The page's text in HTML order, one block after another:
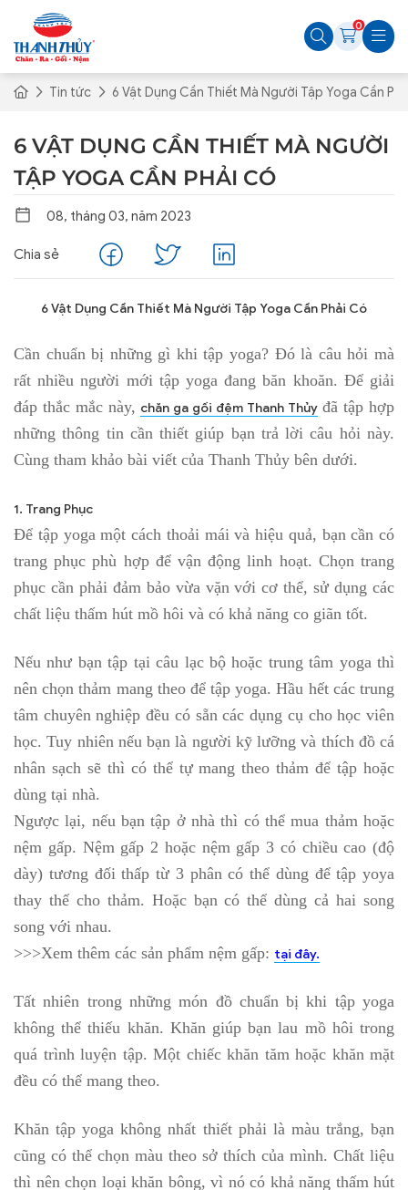
0
Tin tức 6 Vật Dụng Cần Thiết Mà Người Tập Yoga Cần
6 VẬT DỤNG CẦN THIẾT MÀ NGƯỜI
TẬP YOGA CẦN PHẢI CÓ
08, tháng 03, năm 2023
Chia sẻ
6 Vật Dụng Cần Thiết Mà Người Tập Yoga Cần Phải Có
Cần chuẩn bị những gì khi tập yoga? Đó là câu hỏi mà
rất nhiều người mới tập yoga đang băn khoăn. Để giải
đáp thắc mắc này, chăn ga gối đệm Thanh Thủyđã tập hợp
những thông tin cần thiết giúp bạn trả lời câu hỏi này.
Cùng tham khảo bài viết của Thanh Thủy bên dưới.
1. Trang Phục
Để tập yoga một cách thoải mái và hiệu quả, bạn cần có
trang phục phù hợp để vận động linh hoạt. Chọn trang
phục cần phải đảm bảo vừa vặn với cơ thể, sử dụng các
chất liệu thấm hút mồ hôi và có khả năng co giãn tốt.
Nếu như bạn tập tại câu lạc bộ hoặc trung tâm yoga thì
nên chọn thảm mang theo để tập yoga. Hầu hết các trung
tâm chuyên nghiệp đều có sẵn các dụng cụ cho học viên
học. Tuy nhiên nếu bạn là người kỹ lưỡng và thích đồ cá
nhân sạch sẽ thì có thể tự mang theo thảm để tập hoặc
dùng tại nhà.
Ngược lại, nếu bạn tập ở nhà thì có thể mua thảm hoặc
nệm gấp. Nệm gấp 2 hoặc nệm gấp 3 có chiều cao (độ
dày) tương đối thấp từ 3 phân có thể dùng để tập yoya
thay thế cho thảm. Hoặc bạn có thể dùng cả hai song
song với nhau.
>>>Xem thêm các sản phẩm nệm gấp: tại đây.
Tất nhiên trong những món đồ chuẩn bị khi tập yoga
không thể thiếu khăn. Khăn giúp bạn lau mồ hôi trong
quá trình luyện tập. Một chiếc khăn tăm hoặc khăn mặt
đều có thể mang theo.
Khăn tập yoga không nhất thiết phải là màu trắng, bạn
cũng có thể chọn màu theo sở thích của mình. Chất liệu
thì nên chọn loại khăn bông, vì nó có khả năng thấm hút